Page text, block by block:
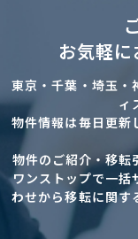
お気軽に
東京・千葉・埼玉・
ィ
物件情報は毎日更新
物件のご紹介・移転
ワンストップで一括
わせから移転に関す